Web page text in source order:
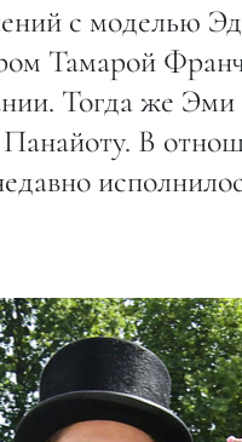
с моделью Эд
Тамарой
Тогда же
В